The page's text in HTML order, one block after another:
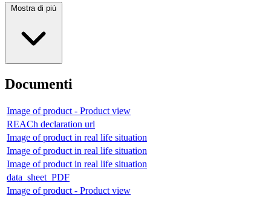
Mostra di più
Documenti
Image of product - Product view
REACh declaration url
Image of product in real life situation
Image of product in real life situation
Image of product in real life situation
data_sheet_PDF
Image of product - Product view